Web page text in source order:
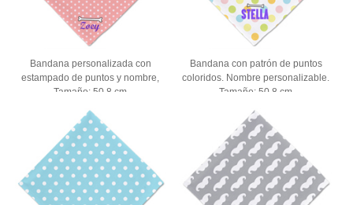
Bandana personalizada con
estampado de puntos y nombre,
Tamaño: 50.8 cm
Bandana con patrón de puntos
coloridos. Nombre personalizable.
Tamaño: 50.8 cm